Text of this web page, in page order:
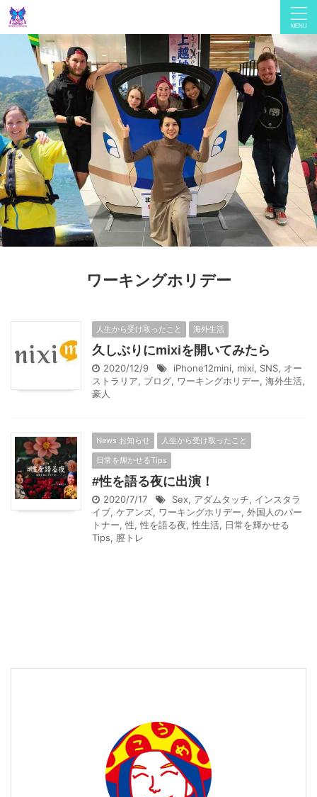
ワーキングホリデー
人生から受け取ったこと 海外生活
久しぶりにmixiを開いてみたら
2020/12/9 iPhone12mini, mixi, SNS, オー
ストラリア, ブログ, ワーキングホリデー, 海外生活,
豪人
News お知らせ
人生から受け取ったこと
日常を輝かせるTips
#性を語る夜に出演！
2020/7/17 Sex, アダムタッチ, インスタラ
イブ, ケアンズ, ワーキングホリデー, 外国人のパー
トナー, 性, 性を語る夜, 性生活, 日常を輝かせる
Tips, 膣トレ